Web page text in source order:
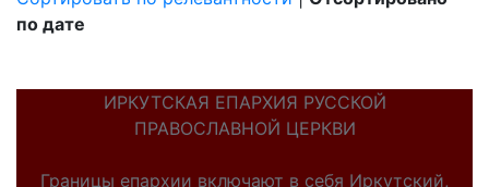
по дате
ИРКУТСКАЯ ЕПАРХИЯ РУССКОЙ
ПРАВОСЛАВНОЙ ЦЕРКВИ
Границы епархии включают в себя Иркутский,